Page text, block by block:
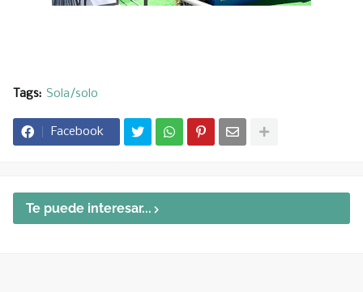
Tags: Sola/solo
Facebook
Te puede interesar...